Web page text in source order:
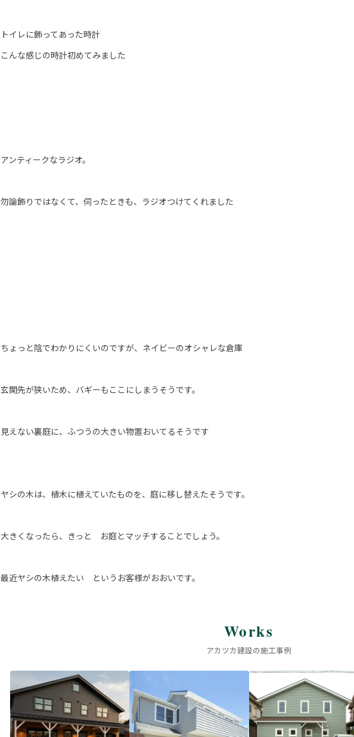
トイレに飾ってあった時計
こんな感じの時計初めてみました
アンティークなラジオ。
勿論飾りではなくて、伺ったときも、ラジオつけてくれました
ちょっと陰でわかりにくいのですが、ネイビーのオシャレな倉庫
玄関先が狭いため、バギーもここにしまうそうです。
見えない裏庭に、ふつうの大きい物置おいてるそうです
ヤシの木は、植木に植えていたものを、庭に移し替えたそうです。
大きくなったら、きっと お庭とマッチすることでしょう。
最近ヤシの木植えたい というお客様がおおいです。
Works
アカツカ建設の施工事例